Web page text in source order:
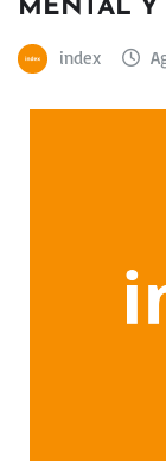
MENTAL
index